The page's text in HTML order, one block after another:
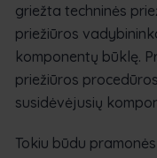
griežta techninės
priežiūros
komponentų būklę.
priežiūros
susidėvėjusių
Tokiu būdu